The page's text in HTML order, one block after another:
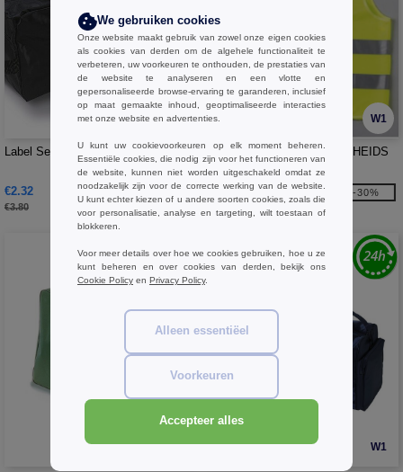
W1
Label Serie LS739 - Schoenentas
€2.32
€3.80
-39%
W1
Label Serie YK102 - VEILIGHEIDS
GILET
€3.33
-30%
W1 W1
We gebruiken cookies
Onze website maakt gebruik van zowel onze eigen cookies
als cookies van derden om de algehele functionaliteit te
verbeteren, uw voorkeuren te onthouden, de prestaties van
de website te analyseren en een vlotte en
gepersonaliseerde browse-ervaring te garanderen, inclusief
op maat gemaakte inhoud, geoptimaliseerde interacties
met onze website en advertenties.
U kunt uw cookievoorkeuren op elk moment beheren.
Essentiële cookies, die nodig zijn voor het functioneren van
de website, kunnen niet worden uitgeschakeld omdat ze
noodzakelijk zijn voor de correcte werking van de website.
U kunt echter kiezen of u andere soorten cookies, zoals die
voor personalisatie, analyse en targeting, wilt toestaan of
blokkeren.
Voor meer details over hoe we cookies gebruiken, hoe u ze
kunt beheren en over cookies van derden, bekijk ons
Cookie Policy en Privacy Policy.
Alleen essentiëel
Voorkeuren
Accepteer alles